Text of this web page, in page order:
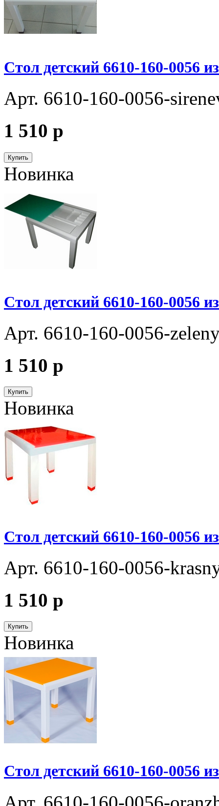
Стол детский 6610-160-0056
Арт. 6610-160-0056-
1 510 p
Купить
Новинка
Стол детский 6610-160-0056
Арт. 6610-160-0056-
1 510 p
Купить
Новинка
Стол детский 6610-160-0056
Арт. 6610-160-0056-
1 510 p
Купить
Новинка
Стол детский 6610-160-0056